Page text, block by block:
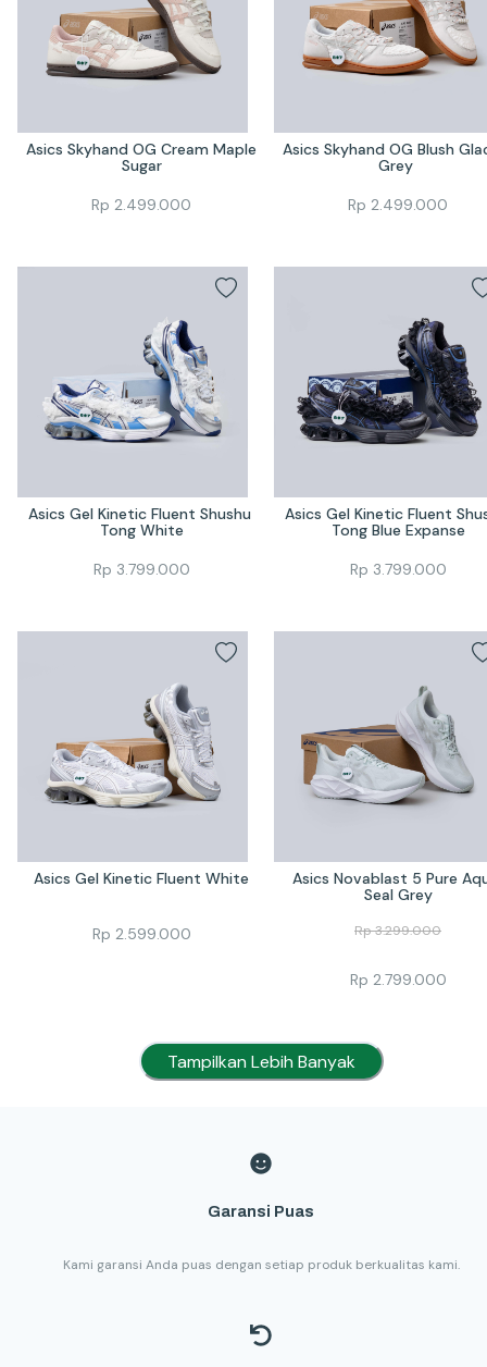
Asics Skyhand OG Cream Maple
Sugar
Rp 2.499.000
Asics Skyhand OG Blush
Grey
Rp 2.499.000
Asics Gel Kinetic Fluent Shushu
Tong White
Rp 3.799.000
Asics Gel Kinetic Fluent
Tong Blue Expanse
Rp 3.799.000
Asics Gel Kinetic Fluent White
Rp 2.599.000
Asics Novablast 5 Pure
Seal Grey
Rp3.299.000
Rp 2.799.000
Tampilkan Lebih Banyak
Garansi Puas
Kami garansi Anda puas dengan setiap produk berkualitas kami.